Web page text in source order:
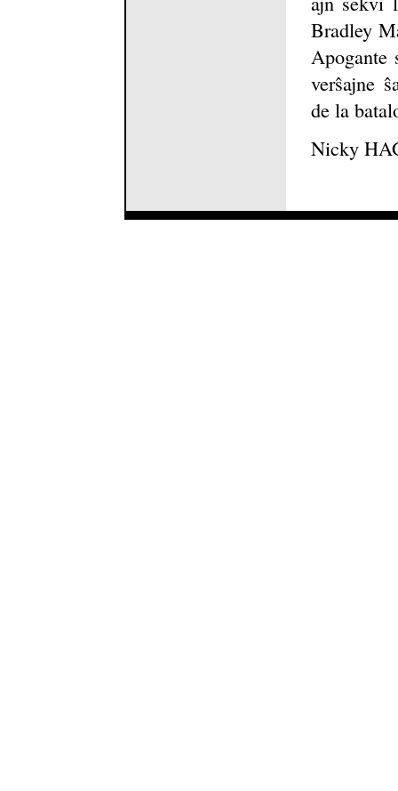
Bradley
Apogante
verŝajne
de la
Nicky